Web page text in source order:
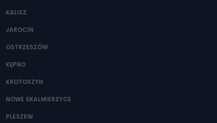
KALISZ
JAROCIN
OSTRZESZÓW
KĘPNO
KROTOSZYN
NOWE SKALMIERZYCE
PLESZEW